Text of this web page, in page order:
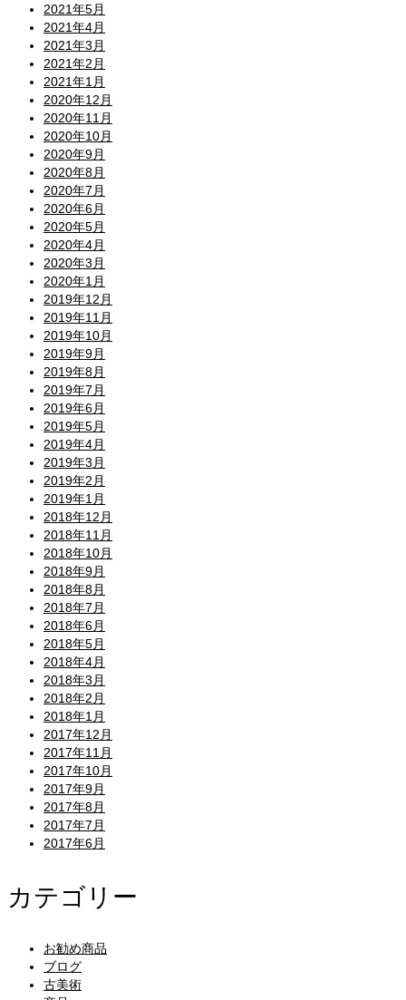
2021年5月
2021年4月
2021年3月
2021年2月
2021年1月
2020年12月
2020年11月
2020年10月
2020年9月
2020年8月
2020年7月
2020年6月
2020年5月
2020年4月
2020年3月
2020年1月
2019年12月
2019年11月
2019年10月
2019年9月
2019年8月
2019年7月
2019年6月
2019年5月
2019年4月
2019年3月
2019年2月
2019年1月
2018年12月
2018年11月
2018年10月
2018年9月
2018年8月
2018年7月
2018年6月
2018年5月
2018年4月
2018年3月
2018年2月
2018年1月
2017年12月
2017年11月
2017年10月
2017年9月
2017年8月
2017年7月
2017年6月
カテゴリー
お勧め商品
ブログ
古美術